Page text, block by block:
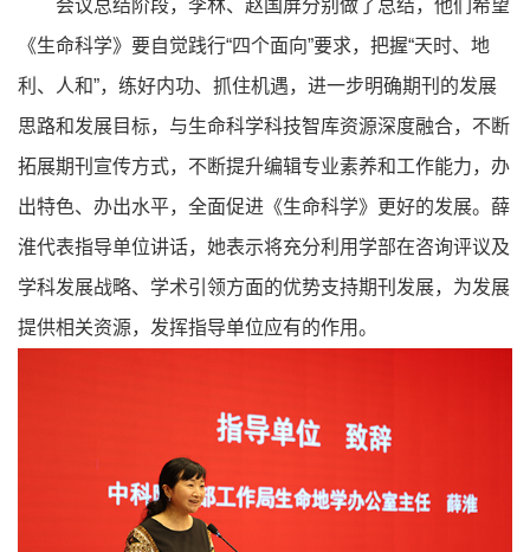
会议总结阶段，李林、赵国屏分别做了总结，他们希望
《生命科学》要自觉践行“四个面向”要求，把握“天时、地
利、人和”，练好内功、抓住机遇，进一步明确期刊的发展
思路和发展目标，与生命科学科技智库资源深度融合，不断
拓展期刊宣传方式，不断提升编辑专业素养和工作能力，办
出特色、办出水平，全面促进《生命科学》更好的发展。薛
淮代表指导单位讲话，她表示将充分利用学部在咨询评议及
学科发展战略、学术引领方面的优势支持期刊发展，为发展
提供相关资源，发挥指导单位应有的作用。